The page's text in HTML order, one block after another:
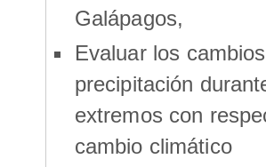
Galápagos,
Evaluar los
precipitación
extremos con
cambio climático